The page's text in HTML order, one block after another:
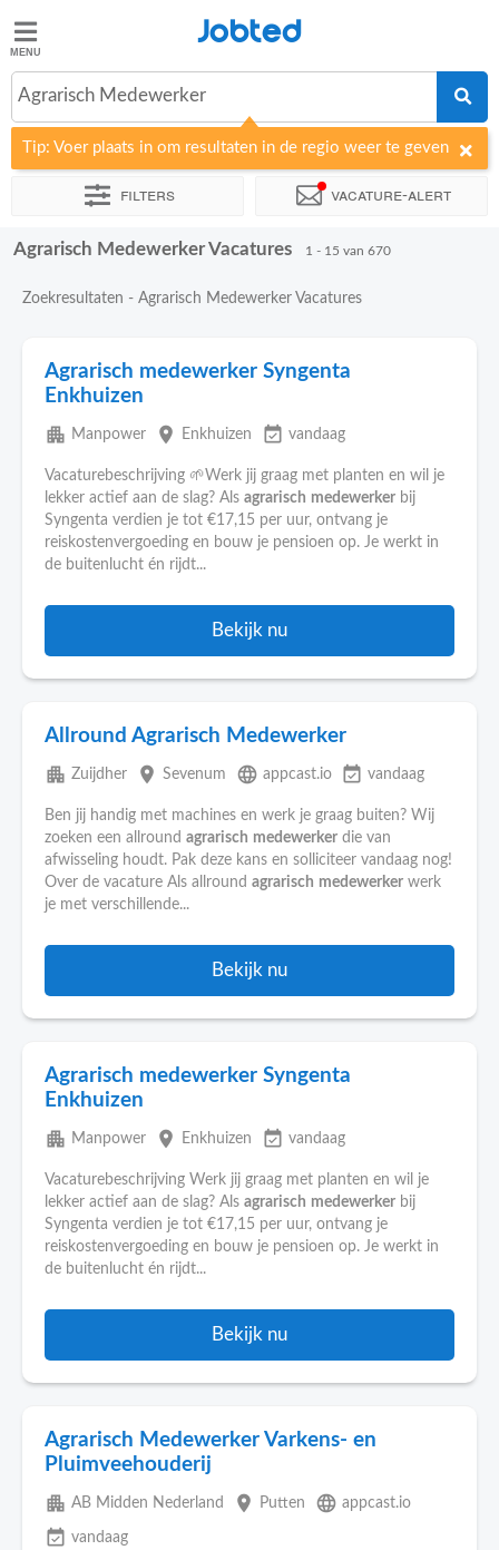
Jobted
Vacatures
Jobted
Agrarisch Medewerker
Tip: Voer plaats in om resultaten in de regio weer te geven
Filters Vacature-alert
Sorteer op Bedrijf Uitzendbureau Soort dienstverband
Agrarisch Medewerker Vacatures 1 - 15 van 670
Zoekresultaten - Agrarisch Medewerker Vacatures
Agrarisch medewerker Syngenta
Enkhuizen
apartment Manpower place Enkhuizen event_available vandaag
Vacaturebeschrijving 🌱Werk jij graag met planten en wil je
lekker actief aan de slag? Als agrarisch medewerker bij
Syngenta verdien je tot €17,15 per uur, ontvang je
reiskostenvergoeding en bouw je pensioen op. Je werkt in
de buitenlucht én rijdt...
Bekijk nu
Allround Agrarisch Medewerker
apartment Zuijdher place Sevenum language appcast.io event_available vandaag
Ben jij handig met machines en werk je graag buiten? Wij
zoeken een allround agrarisch medewerker die van
afwisseling houdt. Pak deze kans en solliciteer vandaag nog!
Over de vacature Als allround agrarisch medewerker werk
je met verschillende...
Bekijk nu
Agrarisch medewerker Syngenta
Enkhuizen
apartment Manpower place Enkhuizen event_available vandaag
Vacaturebeschrijving Werk jij graag met planten en wil je
lekker actief aan de slag? Als agrarisch medewerker bij
Syngenta verdien je tot €17,15 per uur, ontvang je
reiskostenvergoeding en bouw je pensioen op. Je werkt in
de buitenlucht én rijdt...
Bekijk nu
Agrarisch Medewerker Varkens- en
Pluimveehouderij
apartment AB Midden Nederland place Putten language appcast.io
event_available vandaag